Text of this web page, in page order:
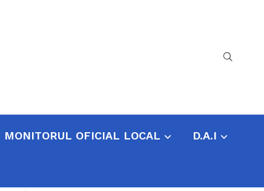
MONITORUL OFICIAL LOCAL D.A.I